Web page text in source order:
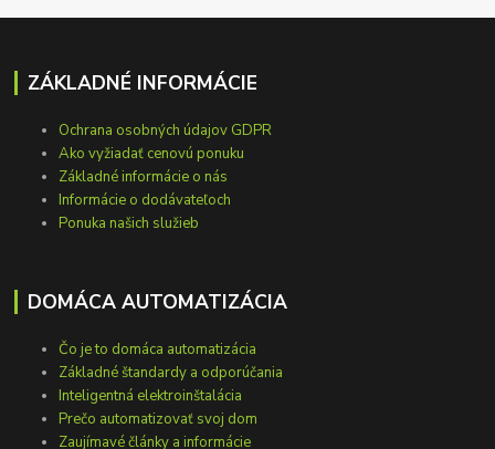
ZÁKLADNÉ INFORMÁCIE
Ochrana osobných údajov GDPR
Ako vyžiadať cenovú ponuku
Základné informácie o nás
Informácie o dodávateľoch
Ponuka našich služieb
DOMÁCA AUTOMATIZÁCIA
Čo je to domáca automatizácia
Základné štandardy a odporúčania
Inteligentná elektroinštalácia
Prečo automatizovať svoj dom
Zaujímavé články a informácie